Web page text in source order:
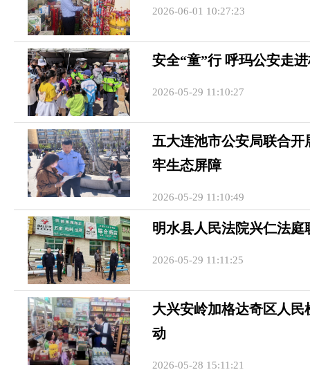
2026-06-01 10:27:23
安全“童”行 呼玛公安走
2026-05-29 11:10:27
五大连池市公安局联合开
牢生态屏障
2026-05-29 11:10:49
明水县人民法院兴仁法
2026-05-29 11:11:25
大兴安岭加格达奇区人
动
2026-05-28 15:11:21